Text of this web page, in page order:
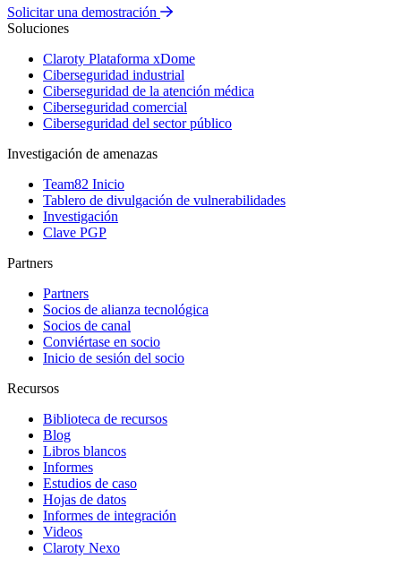
Solicitar una demostración
Soluciones
Claroty Plataforma xDome
Ciberseguridad industrial
Ciberseguridad de la atención médica
Ciberseguridad comercial
Ciberseguridad del sector público
Investigación de amenazas
Team82 Inicio
Tablero de divulgación de vulnerabilidades
Investigación
Clave PGP
Partners
Partners
Socios de alianza tecnológica
Socios de canal
Conviértase en socio
Inicio de sesión del socio
Recursos
Biblioteca de recursos
Blog
Libros blancos
Informes
Estudios de caso
Hojas de datos
Informes de integración
Videos
Claroty Nexo